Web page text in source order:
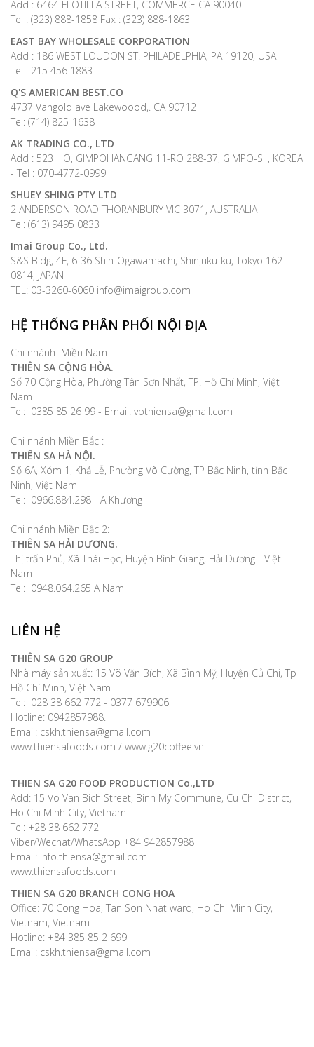
Add : 6464 FLOTILLA STREET, COMMERCE CA 90040
Tel : (323) 888-1858 Fax : (323) 888-1863
EAST BAY WHOLESALE CORPORATION
Add : 186 WEST LOUDON ST. PHILADELPHIA, PA 19120, USA
Tel : 215 456 1883
Q'S AMERICAN BEST.CO
4737 Vangold ave Lakewoood,. CA 90712
Tel: (714) 825-1638
AK TRADING CO., LTD
Add : 523 HO, GIMPOHANGANG 11-RO 288-37, GIMPO-SI , KOREA
- Tel : 070-4772-0999
SHUEY SHING PTY LTD
2 ANDERSON ROAD THORANBURY VIC 3071, AUSTRALIA
Tel: (613) 9495 0833
Imai Group Co., Ltd.
S&S Bldg, 4F, 6-36 Shin-Ogawamachi, Shinjuku-ku, Tokyo 162-
0814, JAPAN
TEL: 03-3260-6060 info@imaigroup.com
HỆ THỐNG PHÂN PHỐI NỘI ĐỊA
Chi nhánh Miền Nam
THIÊN SA CỘNG HÒA.
Số 70 Cộng Hòa, Phường Tân Sơn Nhất, TP. Hồ Chí Minh, Việt
Nam
Tel: 0385 85 26 99 - Email: vpthiensa@gmail.com
Chi nhánh Miền Bắc :
THIÊN SA HÀ NỘI.
Số 6A, Xóm 1, Khả Lễ, Phường Võ Cường, TP Bắc Ninh, tỉnh Bắc
Ninh, Việt Nam
Tel: 0966.884.298 - A Khương
Chi nhánh Miền Bắc 2:
THIÊN SA HẢI DƯƠNG.
Thị trấn Phủ, Xã Thái Học, Huyện Bình Giang, Hải Dương - Việt
Nam
Tel: 0948.064.265 A Nam
LIÊN HỆ
THIÊN SA G20 GROUP
Nhà máy sản xuất: 15 Võ Văn Bích, Xã Bình Mỹ, Huyện Củ Chi, Tp
Hồ Chí Minh, Việt Nam
Tel: 028 38 662 772 - 0377 679906
Hotline: 0942857988.
Email: cskh.thiensa@gmail.com
www.thiensafoods.com / www.g20coffee.vn
THIEN SA G20 FOOD PRODUCTION Co.,LTD
Add: 15 Vo Van Bich Street, Binh My Commune, Cu Chi District,
Ho Chi Minh City, Vietnam
Tel: +28 38 662 772
Viber/Wechat/WhatsApp +84 942857988
Email: info.thiensa@gmail.com
www.thiensafoods.com
THIEN SA G20 BRANCH CONG HOA
Office: 70 Cong Hoa, Tan Son Nhat ward, Ho Chi Minh City,
Vietnam, Vietnam
Hotline: +84 385 85 2 699
Email: cskh.thiensa@gmail.com